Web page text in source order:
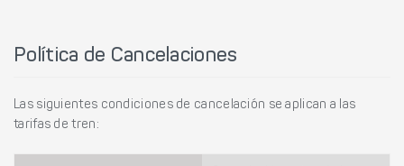
Política de Cancelaciones
Las siguientes condiciones de cancelación se aplican a las
tarifas de tren: